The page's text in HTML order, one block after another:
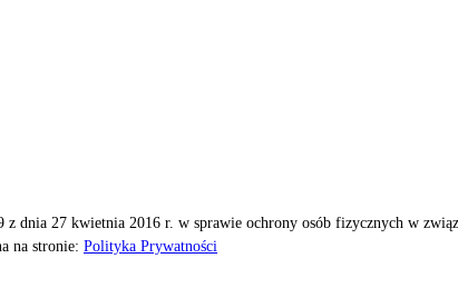
dnia 27 kwietnia 2016 r. w sprawie ochrony osób fizycznych w
na stronie: Polityka Prywatności